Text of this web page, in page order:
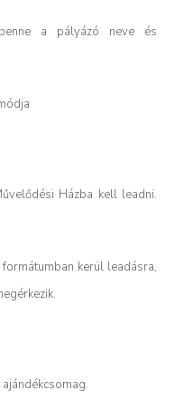
a pályázó neve és
Házba kell leadni.
kerül leadásra,